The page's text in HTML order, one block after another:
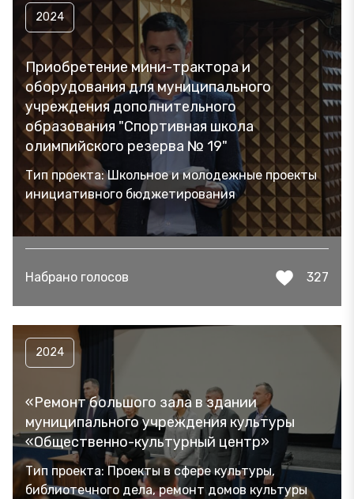
2024
Приобретение мини-трактора и
оборудования для муниципального
учреждения дополнительного
образования "Спортивная школа
олимпийского резерва № 19"
Тип проекта: Школьное и молодежные проекты
инициативного бюджетирования
Набрано голосов 327
2024
«Ремонт большого зала в здании
муниципального учреждения культуры
«Общественно-культурный центр»
Тип проекта: Проекты в сфере культуры,
библиотечного дела, ремонт домов культуры